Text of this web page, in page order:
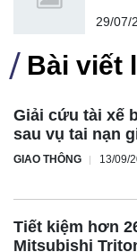
Sàn phẳng và
Windsor trở nên
tâm gọn gàng
29/07/
Bài viết
Giải cứu tài xế
sau vụ tai nạn
GIAO THÔNG 13/09/
Tiết kiệm hơn
Mitsubishi